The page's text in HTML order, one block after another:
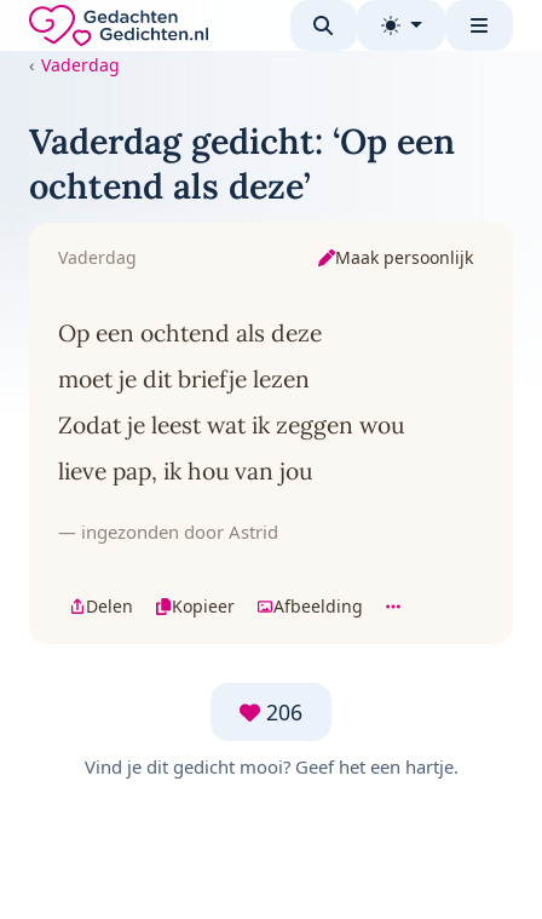
Direct naar de inhoud
Gedachten-Gedichten.nl — naar de homepage
Vaderdag
Vaderdag gedicht: ‘Op een
ochtend als deze’
Vaderdag Maak persoonlijk
Op een ochtend als deze
moet je dit briefje lezen
Zodat je leest wat ik zeggen wou
lieve pap, ik hou van jou
— ingezonden door Astrid
Delen Kopieer Afbeelding
206
Vind je dit gedicht mooi? Geef het een hartje.